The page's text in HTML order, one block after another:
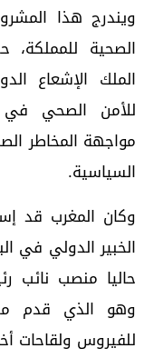
ويندرج هذا
الصحية
الملك الإشعاع
للأمن الصحي في
مواجهة المخاطر
السياسية.
وكان المغرب قد
الخبير الدولي في
حاليا منصب نائب
وهو الذي قدم
للفيروس ولقاحات